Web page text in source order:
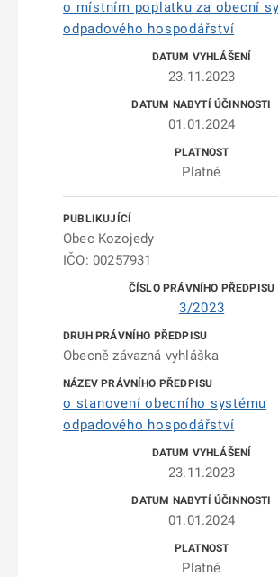
o místním poplatku za obecní
odpadového hospodářství
23.11.2023
01.01.2024
Platné
Obec Kozojedy
IČO: 00257931
3/2023
Obecně závazná vyhláška
o stanovení obecního systému
odpadového hospodářství
23.11.2023
01.01.2024
Platné